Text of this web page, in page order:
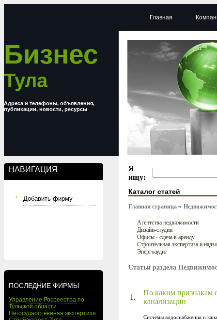
Бизнес
Тула
Адреса и телефоны, объявления,
публикации, новости, ресурсы
НАВИГАЦИЯ
Добавить фирму
ПОСЛЕДНИЕ ФИРМЫ
Управление Росреестра по
Тульской области
Негосударственная экспертиза
Главная
Я
ищу:
Каталог статей
Главная страница
Агентства недвижимости
Дизайн-студии
Офисы - сдача в аренду
Строительная экспертиза и
Энергоаудит
Статьи раздела
1.
По каким признакам
канализации
Системы водоснабжения и